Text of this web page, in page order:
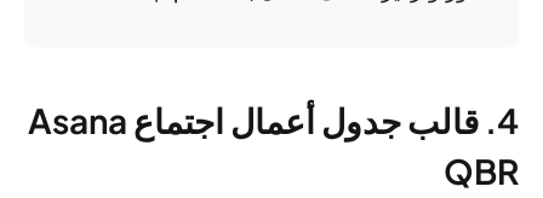
4. قالب جدول أعمال اجتماع Asana
QBR